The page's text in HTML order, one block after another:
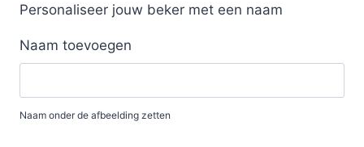
Personaliseer jouw beker met een naam
Naam toevoegen
Naam onder de afbeelding zetten